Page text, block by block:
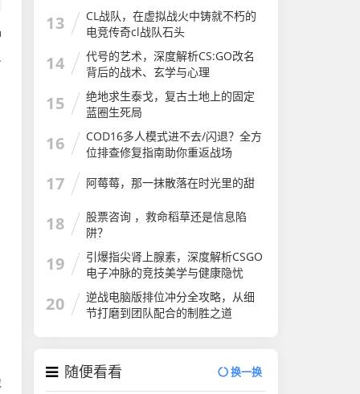
13
CL战队，在虚拟战火中铸就不朽的
电竞传奇cl战队石头
14
代号的艺术，深度解析CS:GO改名
背后的战术、玄学与心理
15
绝地求生泰戈，复古土地上的固定
蓝圈生死局
16
COD16多人模式进不去/闪退？全方
位排查修复指南助你重返战场
17 阿莓莓，那一抹散落在时光里的甜
18
股票咨询 ，救命稻草还是信息陷
阱？
19
引爆指尖肾上腺素，深度解析CSGO
电子冲脉的竞技美学与健康隐忧
20
逆战电脑版排位冲分全攻略，从细
节打磨到团队配合的制胜之道
随便看看 换一换